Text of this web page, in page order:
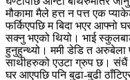
मौकामा मैले हत्त न पत्त एक
फर्किएपछि म बिदा भएर आफ्नो
सक्नु भएको थियो। भाई
हुनुहुन्थ्यो। ममी डेडि त अरुबेला
साथीहरुको एउटा ग्रुप छ। संधैं
घर आएपछि पनि बुढा-बुढी